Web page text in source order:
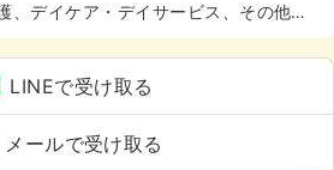
、デイケア・デイサービス、その他施
有）、寮あり、託児所あり
LINEで受け取る
メールで受け取る